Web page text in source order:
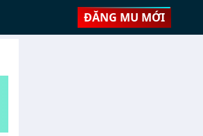
ĐĂNG MU MỚI